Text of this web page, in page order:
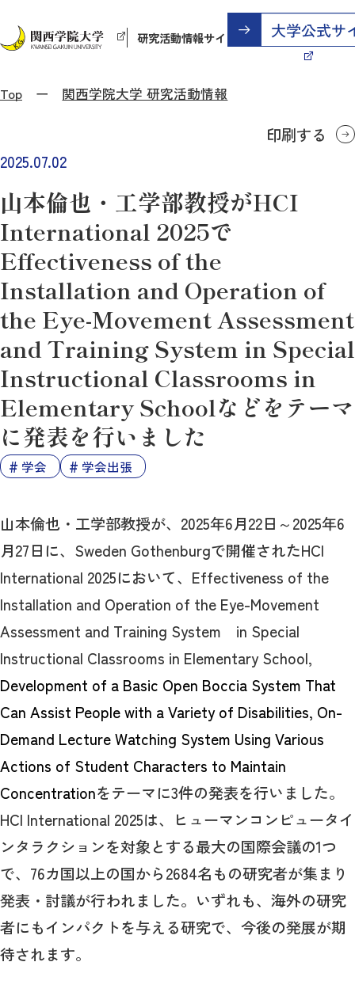
研究活動情報サイト
Top 関西学院大学 研究活動情報
印刷する
2025.07.02
山本倫也・工学部教授がHCI
International 2025で
Effectiveness of the
Installation and Operation of
the Eye-Movement Assessment
and Training System in Special
Instructional Classrooms in
Elementary Schoolなどをテーマ
に発表を行いました
学会 学会出張
山本倫也・工学部教授が、2025年6月22日～2025年6
月27日に、Sweden Gothenburgで開催されたHCI
International 2025において、Effectiveness of the
Installation and Operation of the Eye-Movement
Assessment and Training System in Special
Instructional Classrooms in Elementary School,
Development of a Basic Open Boccia System That
Can Assist People with a Variety of Disabilities, On-
Demand Lecture Watching System Using Various
Actions of Student Characters to Maintain
Concentrationをテーマに3件の発表を行いました。
HCI International 2025は、ヒューマンコンピュータイ
ンタラクションを対象とする最大の国際会議の1つ
で、76カ国以上の国から2684名もの研究者が集まり
発表・討議が行われました。いずれも、海外の研究
者にもインパクトを与える研究で、今後の発展が期
待されます。